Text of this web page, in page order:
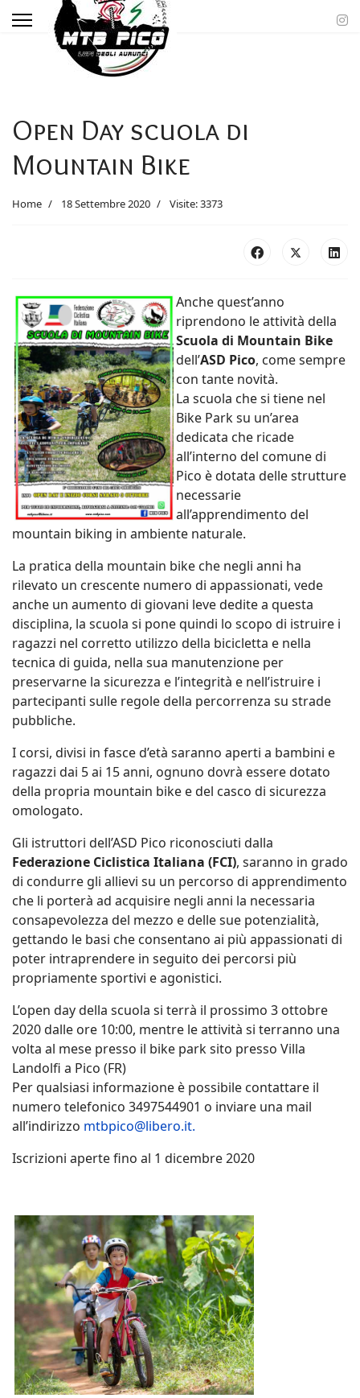
Open Day scuola di
Mountain Bike
Home 18 Settembre 2020 Visite: 3373
Anche quest’anno
riprendono le attività della
Scuola di Mountain Bike
dell’ASD Pico, come sempre
con tante novità.
La scuola che si tiene nel
Bike Park su un’area
dedicata che ricade
all’interno del comune di
Pico è dotata delle strutture
necessarie
all’apprendimento del
mountain biking in ambiente naturale.
La pratica della mountain bike che negli anni ha
rilevato un crescente numero di appassionati, vede
anche un aumento di giovani leve dedite a questa
disciplina, la scuola si pone quindi lo scopo di istruire i
ragazzi nel corretto utilizzo della bicicletta e nella
tecnica di guida, nella sua manutenzione per
preservarne la sicurezza e l’integrità e nell’istruire i
partecipanti sulle regole della percorrenza su strade
pubbliche.
I corsi, divisi in fasce d’età saranno aperti a bambini e
ragazzi dai 5 ai 15 anni, ognuno dovrà essere dotato
della propria mountain bike e del casco di sicurezza
omologato.
Gli istruttori dell’ASD Pico riconosciuti dalla
Federazione Ciclistica Italiana (FCI), saranno in grado
di condurre gli allievi su un percorso di apprendimento
che li porterà ad acquisire negli anni la necessaria
consapevolezza del mezzo e delle sue potenzialità,
gettando le basi che consentano ai più appassionati di
poter intraprendere in seguito dei percorsi più
propriamente sportivi e agonistici.
L’open day della scuola si terrà il prossimo 3 ottobre
2020dalle ore 10:00, mentre le attività si terranno una
volta al mese presso il bike park sito presso Villa
Landolfi a Pico (FR)
Per qualsiasi informazione è possibile contattare il
numero telefonico 3497544901 o inviare una mail
all’indirizzo mtbpico@libero.it.
Iscrizioni aperte fino al 1 dicembre 2020